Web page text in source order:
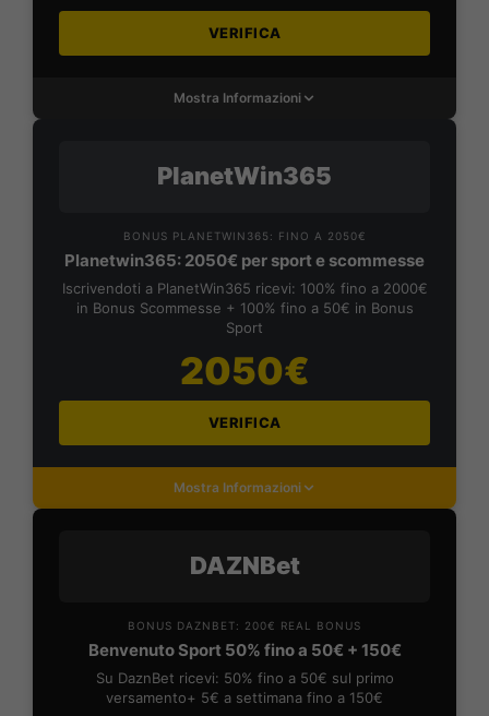
VERIFICA
Mostra Informazioni
PlanetWin365
BONUS PLANETWIN365: FINO A 2050€
Planetwin365: 2050€ per sport e scommesse
Iscrivendoti a PlanetWin365 ricevi: 100% fino a 2000€
in Bonus Scommesse + 100% fino a 50€ in Bonus
Sport
2050€
VERIFICA
Mostra Informazioni
DAZNBet
BONUS DAZNBET: 200€ REAL BONUS
Benvenuto Sport 50% fino a 50€ + 150€
Su DaznBet ricevi: 50% fino a 50€ sul primo
versamento+ 5€ a settimana fino a 150€